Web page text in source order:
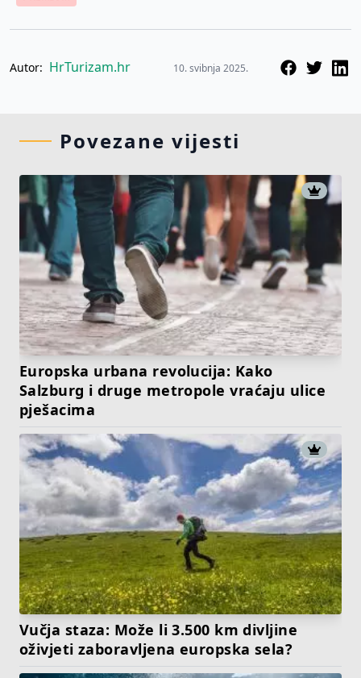
Autor: HrTurizam.hr 10. svibnja 2025.
Povezane vijesti
Europska urbana revolucija: Kako
Salzburg i druge metropole vraćaju ulice
pješacima
Vučja staza: Može li 3.500 km divljine
oživjeti zaboravljena europska sela?